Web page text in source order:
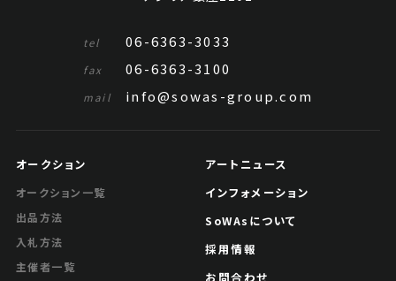
tel 06-6363-3033
fax 06-6363-3100
mail info@sowas-group.com
オークション
オークション一覧
出品方法
入札方法
主催者一覧
アートニュース
インフォメーション
SoWAsについて
採用情報
お問合わせ